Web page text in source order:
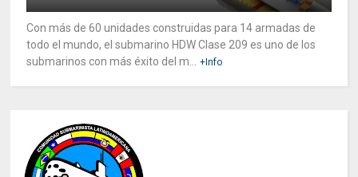
Con más de 60 unidades construidas para 14 armadas de
todo el mundo, el submarino HDW Clase 209 es uno de los
submarinos con más éxito del m...
+Info